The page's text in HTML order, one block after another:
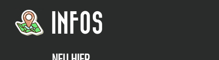
INFOS